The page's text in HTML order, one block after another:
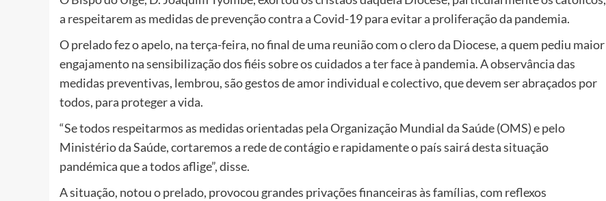
a respeitarem as medidas de prevenção contra a Covid-19 para evitar a proliferação da pandemia.
O prelado fez o apelo, na terça-feira, no final de uma reunião com o clero da Diocese, a quem pediu maior
engajamento na sensibilização dos fiéis sobre os cuidados a ter face à pandemia. A observância das
medidas preventivas, lembrou, são gestos de amor individual e colectivo, que devem ser abraçados por
todos, para proteger a vida.
“Se todos respeitarmos as medidas orientadas pela Organização Mundial da Saúde (OMS) e pelo
Ministério da Saúde, cortaremos a rede de contágio e rapidamente o país sairá desta situação
pandémica que a todos aflige”, disse.
A situação, notou o prelado, provocou grandes privações financeiras às famílias, com reflexos